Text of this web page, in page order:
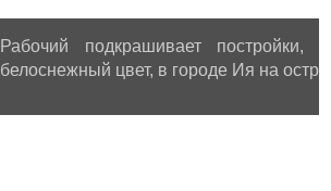
Рабочий подкрашивает
белоснежный цвет, в городе Ия на